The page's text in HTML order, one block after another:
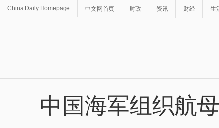
China Daily Homepage 中文网首页 时政 资讯 财经 生
中国海军组织航